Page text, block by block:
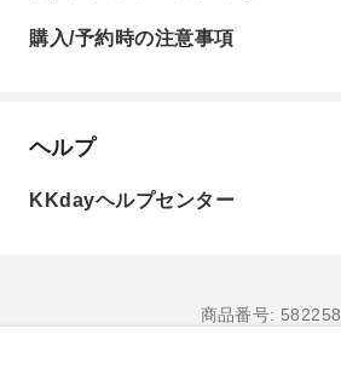
購入/予約時の注意事項
ヘルプ
KKdayヘルプセンター
商品番号: 582258